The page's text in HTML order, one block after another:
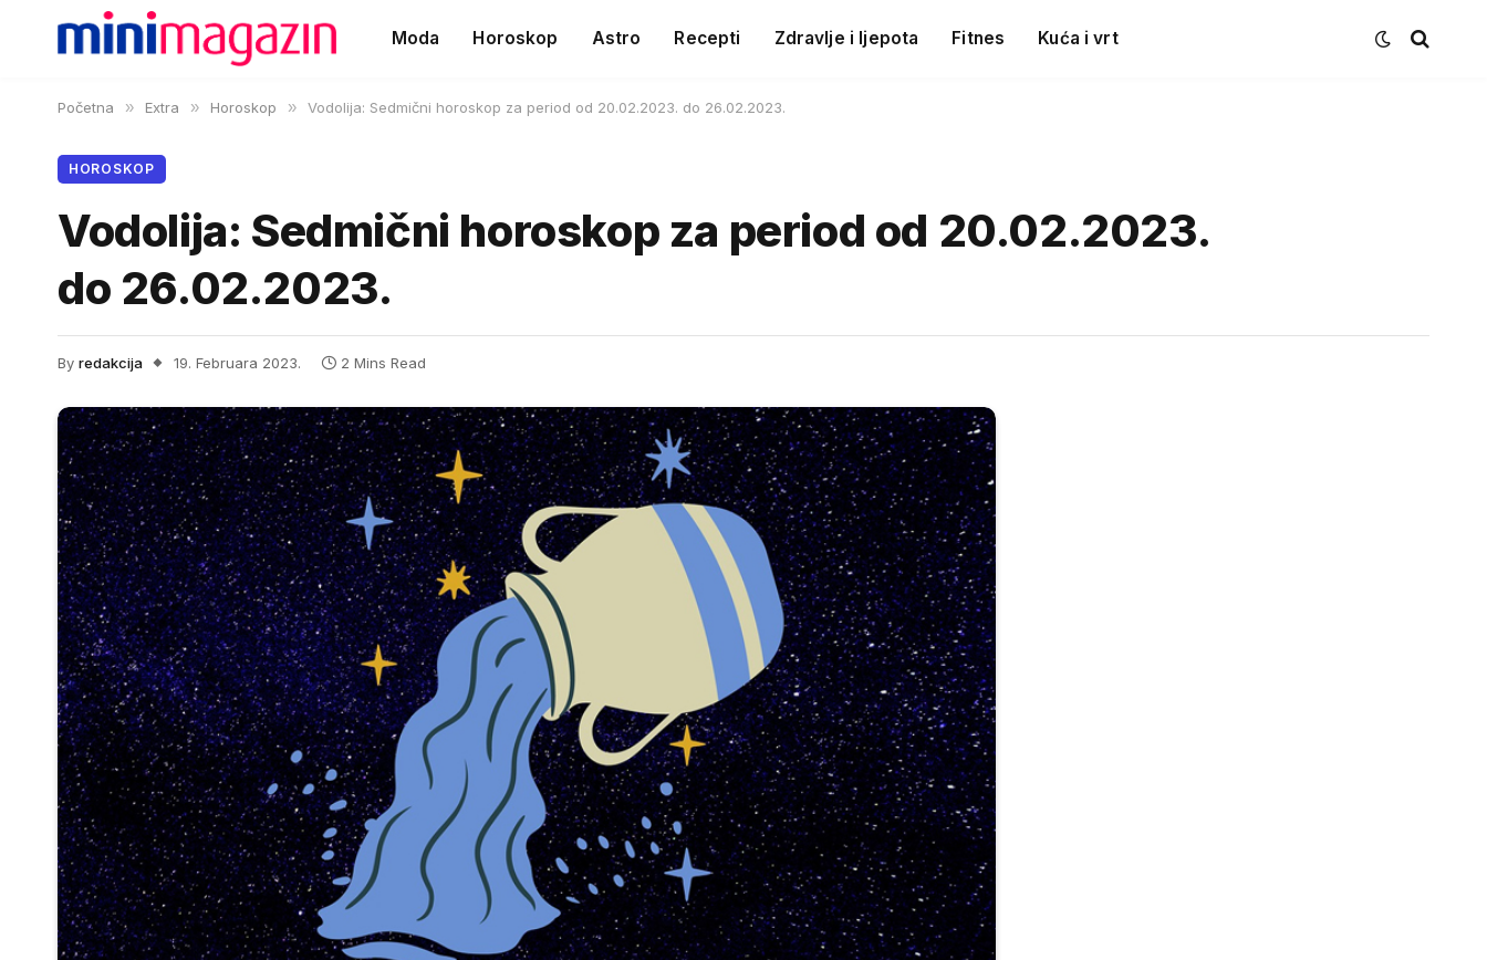
Moda Horoskop Astro Recepti Zdravlje i ljepota Fitnes Kuća i vrt
Početna » Extra » Horoskop » Vodolija: Sedmični horoskop za period od 20.02.2023. do 26.02.2023.
HOROSKOP
Vodolija: Sedmični horoskop za period od 20.02.2023.
do 26.02.2023.
By redakcija 19. Februara 2023. 2 Mins Read